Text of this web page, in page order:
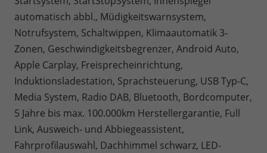
automatisch abbl., Müdigkeitswarnsystem,
Notrufsystem, Schaltwippen, Klimaautomatik 3-
Zonen, Geschwindigkeitsbegrenzer, Android Auto,
Apple Carplay, Freisprecheinrichtung,
Induktionsladestation, Sprachsteuerung, USB Typ-C,
Media System, Radio DAB, Bluetooth, Bordcomputer,
5 Jahre bis max. 100.000km Herstellergarantie, Full
Link, Ausweich- und Abbiegeassistent,
Fahrprofilauswahl, Dachhimmel schwarz, LED-